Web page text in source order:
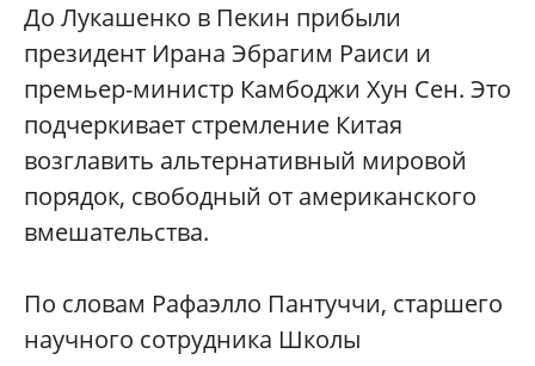
До Лукашенко в Пекин прибыли
президент Ирана Эбрагим Раиси и
премьер-министр Камбоджи Хун Сен. Это
подчеркивает стремление Китая
возглавить альтернативный мировой
порядок, свободный от американского
вмешательства.
По словам Рафаэлло Пантуччи, старшего
научного сотрудника Школы